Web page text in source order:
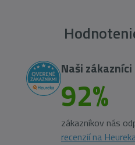
Naši
92%
zákazníkov nás
recenzií na